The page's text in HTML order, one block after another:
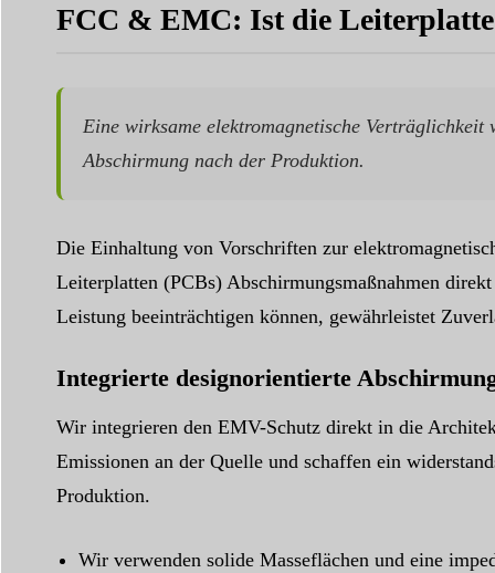
FCC & EMC: Ist die Leiterplatte
Eine wirksame elektromagnetische
Abschirmung nach der Produktion.
Die Einhaltung von Vorschriften zur
Leiterplatten (PCBs) Abschirmungsmaßnahmen
Leistung beeinträchtigen können, gewährleistet
Integrierte designorientierte
Wir integrieren den EMV-Schutz direkt in die
Emissionen an der Quelle und schaffen ein
Produktion.
Wir verwenden solide Masseflächen und eine